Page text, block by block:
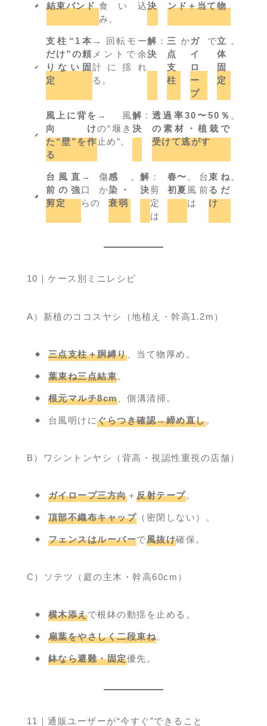
結束バンド 食い込
み。
決
ンド＋当て物
支柱“1本
だけ”の頼
りない固
定
→ 回転モー
メントで余
計に揺れ
る。
解
決
： 三
点
支
柱
かガ
イ
ロ
ー
プ
で立
体
固
定
。
風上に背を
向け
た“壁”を作
る
→ 風
の“堰き
止め”。
解
決
： 透過率30〜50％
の素材・植栽で
受けて逃がす
。
台風直
前の強
剪定
→ 傷
口か
らの
感
染・
衰弱
。解
決
：
剪
定
は
春〜
初夏
。台
風前
は
束ね
るだ
け
。
10｜ケース別ミニレシピ
A）新植のココスヤシ（地植え・幹高1.2m）
三点支柱＋胴縛り、当て物厚め。
葉束ね三点結束。
根元マルチ8cm、側溝清掃。
台風明けにぐらつき確認→締め直し。
B）ワシントンヤシ（背高・視認性重視の店舗）
ガイロープ三方向＋反射テープ。
頂部不織布キャップ （密閉しない）。
フェンスはルーバーで風抜け確保。
C）ソテツ（庭の主木・幹高60cm）
横木添えで根鉢の動揺を止める。
扇葉をやさしく二段束ね。
鉢なら避難・固定優先。
11｜通販ユーザーが“今すぐ”できること